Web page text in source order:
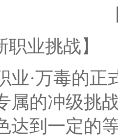
业挑战】
·万毒的正
属的冲级挑
达到一定的